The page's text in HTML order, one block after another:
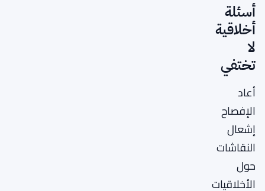
أسئلة
أخلاقية
لا
تختفي
أعاد
الإفصاح
إشعال
النقاشات
حول
الأخلاقيات